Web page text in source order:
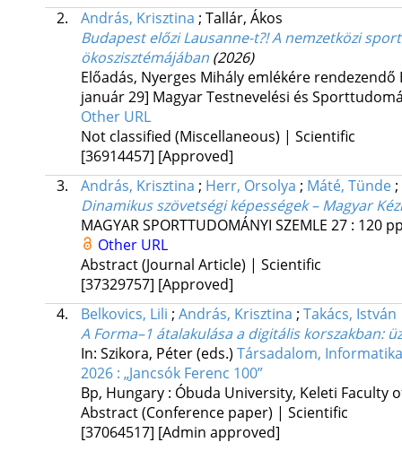
2.
András, Krisztina ; Tallár, Ákos
Budapest előzi Lausanne-t?! A nemzetközi
ökoszisztémájában (2026)
Előadás, Nyerges Mihály emlékére
január 29] Magyar Testnevelési és
Other URL
Not classified (Miscellaneous) | Scientific
[36914457] [Approved]
3.
András, Krisztina ; Herr, Orsolya ; Máté, Tünde;
Dinamikus szövetségi képességek – Magyar
MAGYAR SPORTTUDOMÁNYI SZEMLE 27: 120
Other URL
Abstract (Journal Article) | Scientific
[37329757] [Approved]
4.
Belkovics, Lili ; András, Krisztina ; Takács, István
A Forma–1 átalakulása a digitális korszakban:
In: Szikora, Péter (eds.) Társadalom,
2026 : „Jancsók Ferenc 100”
Bp, Hungary : Óbuda University, Keleti Faculty
Abstract (Conference paper) | Scientific
[37064517] [Admin approved]